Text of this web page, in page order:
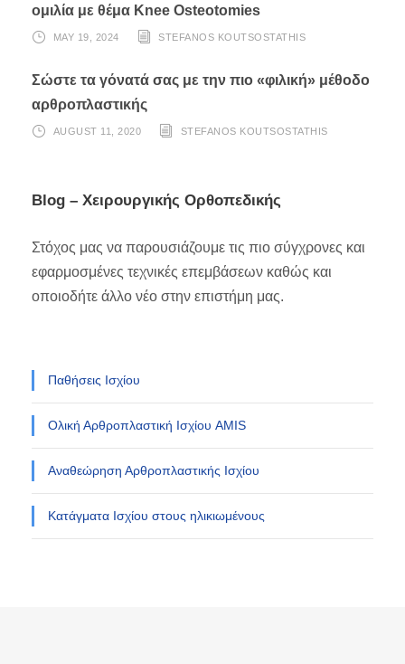
ομιλία με θέμα Knee Osteotomies
MAY 19, 2024 STEFANOS KOUTSOSTATHIS
Σώστε τα γόνατά σας με την πιο «φιλική» μέθοδο
αρθροπλαστικής
AUGUST 11, 2020 STEFANOS KOUTSOSTATHIS
Blog – Χειρουργικής Ορθοπεδικής
Στόχος μας να παρουσιάζουμε τις πιο σύγχρονες και
εφαρμοσμένες τεχνικές επεμβάσεων καθώς και
οποιοδήτε άλλο νέο στην επιστήμη μας.
Παθήσεις Ισχίου
Ολική Αρθροπλαστική Ισχίου AMIS
Αναθεώρηση Αρθροπλαστικής Ισχίου
Κατάγματα Ισχίου στους ηλικιωμένους